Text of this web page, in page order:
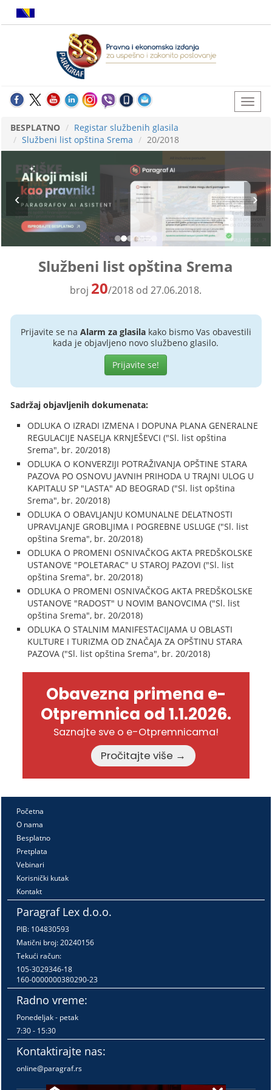
BESPLATNO
Registar službenih glasila
Službeni list opština Srema
20/2018
Službeni list opština Srema
broj 20/2018 od 27.06.2018.
Prijavite se na Alarm za glasilakako bismo Vas obavestili
kada je objavljeno novo službeno glasilo.
Prijavite se!
Sadržaj objavljenih dokumenata:
ODLUKA O IZRADI IZMENA I DOPUNA PLANA GENERALNE
REGULACIJE NASELJA KRNJEŠEVCI ("Sl. list opština
Srema", br. 20/2018)
ODLUKA O KONVERZIJI POTRAŽIVANJA OPŠTINE STARA
PAZOVA PO OSNOVU JAVNIH PRIHODA U TRAJNI ULOG U
KAPITALU SP "LASTA" AD BEOGRAD ("Sl. list opština
Srema", br. 20/2018)
ODLUKA O OBAVLJANJU KOMUNALNE DELATNOSTI
UPRAVLJANJE GROBLJIMA I POGREBNE USLUGE ("Sl. list
opština Srema", br. 20/2018)
ODLUKA O PROMENI OSNIVAČKOG AKTA PREDŠKOLSKE
USTANOVE "POLETARAC" U STAROJ PAZOVI ("Sl. list
opština Srema", br. 20/2018)
ODLUKA O PROMENI OSNIVAČKOG AKTA PREDŠKOLSKE
USTANOVE "RADOST" U NOVIM BANOVCIMA ("Sl. list
opština Srema", br. 20/2018)
ODLUKA O STALNIM MANIFESTACIJAMA U OBLASTI
KULTURE I TURIZMA OD ZNAČAJA ZA OPŠTINU STARA
PAZOVA ("Sl. list opština Srema", br. 20/2018)
Obavezna primena e-
Otpremnica od 1.1.2026.
Saznajte sve o e-Otpremnicama!
Pročitajte više →
Početna
O nama
Besplatno
Pretplata
Vebinari
Korisnički kutak
Kontakt
Paragraf Lex d.o.o.
PIB: 104830593
Matični broj: 20240156
Tekući račun:
105-3029346-18
160-0000000380290-23
Radno vreme:
Ponedeljak - petak
7:30 - 15:30
Kontaktirajte nas:
online@paragraf.rs